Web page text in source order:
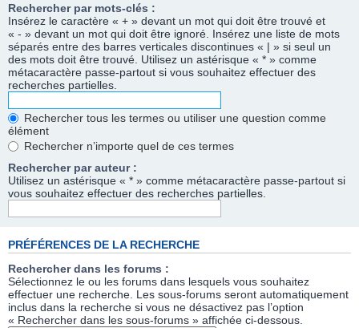
Rechercher par mots-clés :
Insérez le caractère « + » devant un mot qui doit être trouvé et
« - » devant un mot qui doit être ignoré. Insérez une liste de mots
séparés entre des barres verticales discontinues « | » si seul un
des mots doit être trouvé. Utilisez un astérisque « * » comme
métacaractère passe-partout si vous souhaitez effectuer des
recherches partielles.
Rechercher tous les termes ou utiliser une question comme
élément
Rechercher n’importe quel de ces termes
Rechercher par auteur :
Utilisez un astérisque « * » comme métacaractère passe-partout si
vous souhaitez effectuer des recherches partielles.
PRÉFÉRENCES DE LA RECHERCHE
Rechercher dans les forums :
Sélectionnez le ou les forums dans lesquels vous souhaitez
effectuer une recherche. Les sous-forums seront automatiquement
inclus dans la recherche si vous ne désactivez pas l’option
« Rechercher dans les sous-forums » affichée ci-dessous.